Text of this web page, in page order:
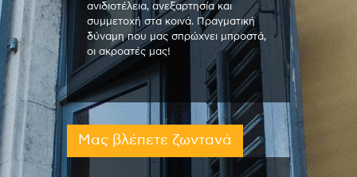
ανιδιοτέλεια, ανεξαρτησία και
συμμετοχή στα κοινά. Πραγματική
δύναμη που μας σπρώχνει μπροστά,
οι ακροατές μας!
Μας βλέπετε ζωντανά